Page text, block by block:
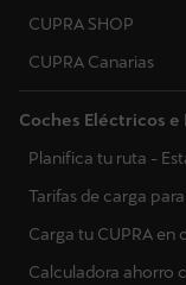
CUPRA SHOP
CUPRA Canarias
Coches Eléctricos e
Planifica tu ruta -
Tarifas de carga
Carga tu CUPRA en
Calculadora ahorro